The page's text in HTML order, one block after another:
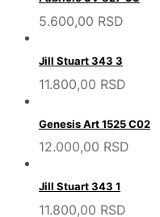
5.600,00 RSD
Jill Stuart 343 3
11.800,00 RSD
Genesis Art 1525 C02
12.000,00 RSD
Jill Stuart 343 1
11.800,00 RSD